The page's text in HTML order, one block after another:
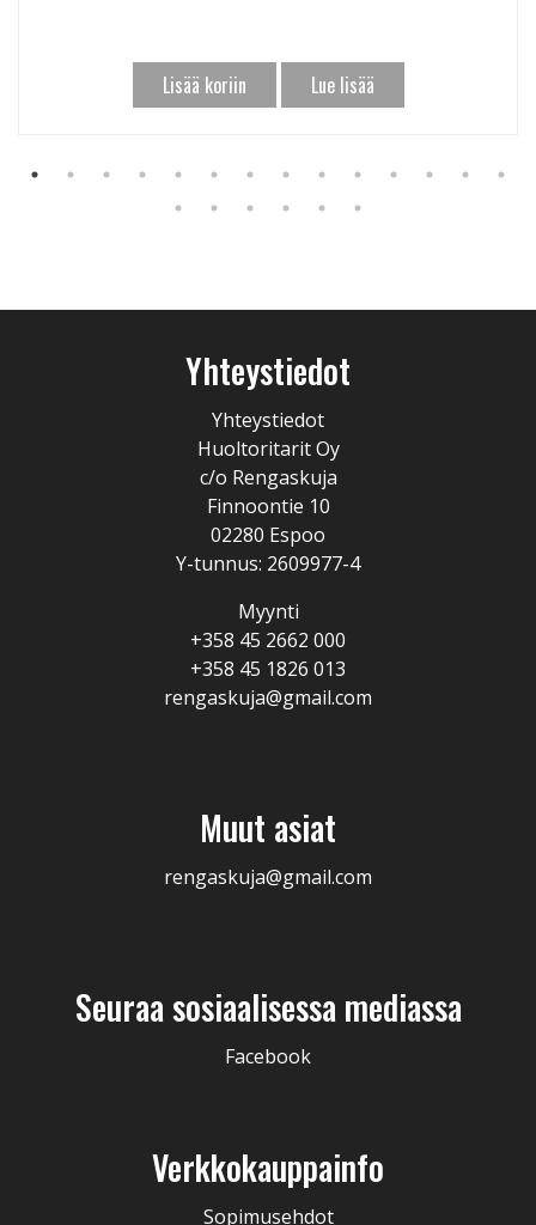
Lisää koriin Lue lisää
Yhteystiedot
Yhteystiedot
Huoltoritarit Oy
c/o Rengaskuja
Finnoontie 10
02280 Espoo
Y-tunnus: 2609977-4
Myynti
+358 45 2662 000
+358 45 1826 013
rengaskuja@gmail.com
Muut asiat
rengaskuja@gmail.com
Seuraa sosiaalisessa mediassa
Facebook
Verkkokauppainfo
Sopimusehdot